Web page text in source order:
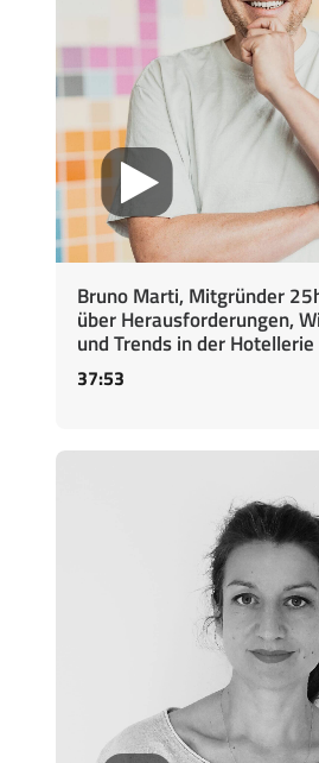
Bruno Marti, Mitgründer
über Herausforderungen,
und Trends in der Hotellerie
37:53